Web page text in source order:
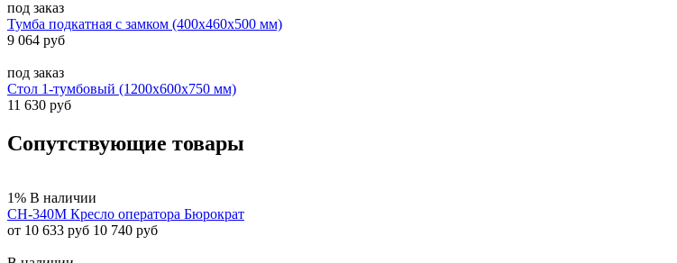
под заказ
Тумба подкатная с замком (400х460х500 мм)
9 064 руб
под заказ
Стол 1-тумбовый (1200х600х750 мм)
11 630 руб
Сопутствующие товары
1% В наличии
CH-340M Кресло оператора Бюрократ
от 10 633 руб 10 740 руб